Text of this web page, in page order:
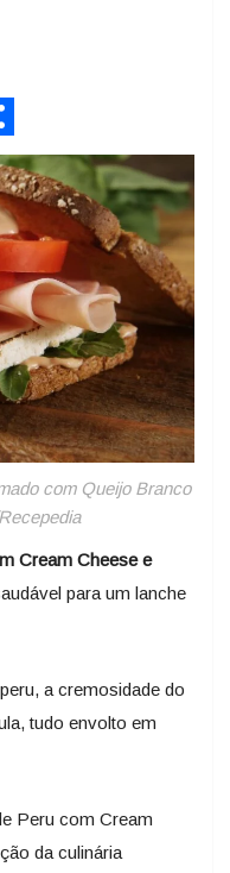
com Queijo Branco
Cream Cheese e
para um lanche
a cremosidade do
tudo envolto em
Peru com Cream
da culinária